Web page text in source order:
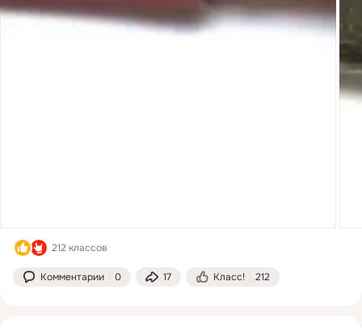
212 классов
Комментарии 0 17 Класс! 212